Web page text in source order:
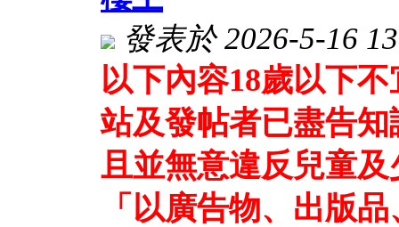
發表於 2026-5-16
以下內容18歲以下
站及發帖者已盡告
且並無意違反兒童
「以廣告物、出版